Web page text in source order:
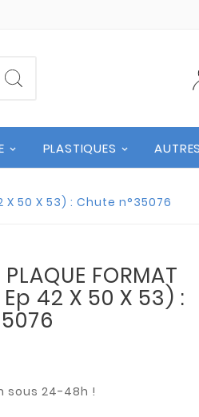
PLASTIQUES AUTRES
X 50 X 53) : Chute n°35076
FORMAT
Ep 42 X 50 X 53) :